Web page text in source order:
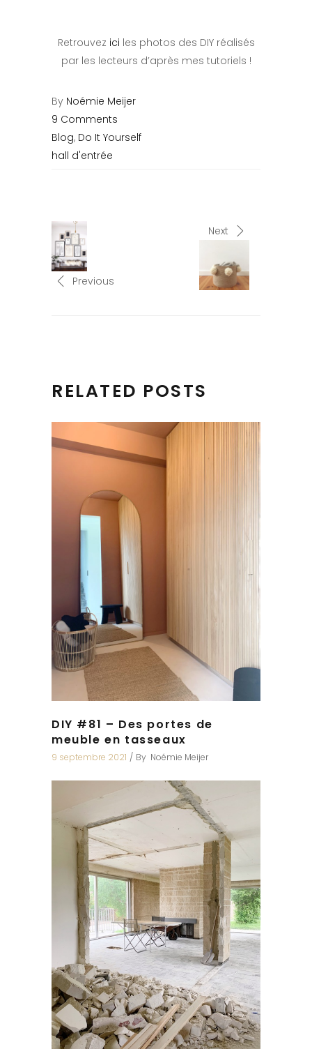
Retrouvez ici les photos des DIY réalisés
par les lecteurs d’après mes tutoriels !
By Noémie Meijer
9 Comments
Blog, Do It Yourself
hall d'entrée
Previous
Next
RELATED POSTS
DIY #81 – Des portes de
meuble en tasseaux
9 septembre 2021 By Noémie Meijer